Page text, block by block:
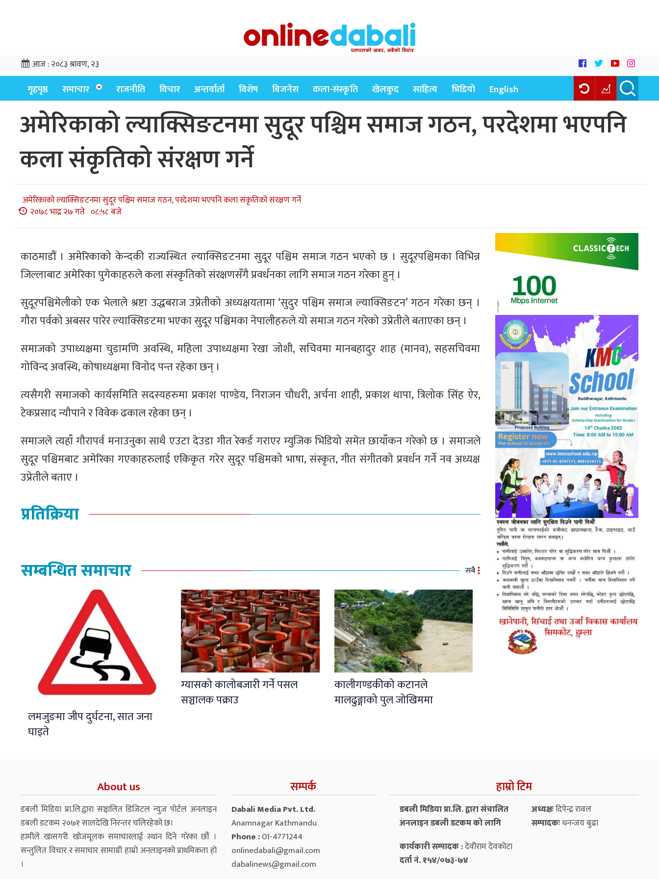
आज :२०८३ श्रावण, २३
गृहपृष्ठ समाचार राजनीति विचार अन्तर्वार्ता विशेष बिजनेस कला-संस्कृति खेलकुद साहित्य भिडियो English
अमेरिकाको ल्याक्सिङटनमा सुदूर पश्चिम समाज गठन, परदेशमा भएपनि
कला संकृतिको संरक्षण गर्ने
अमेरिकाको ल्याक्सिङटनमा सुदूर पश्चिम समाज गठन, परदेशमा भएपनि कला संकृतिको संरक्षण गर्ने
२०७८ भाद्र २७ गते ०८:५८ बजे
काठमाडौं । अमेरिकाको केन्दकी राज्यस्थित ल्याक्सिङटनमा सुदूर पश्चिम समाज गठन भएको छ । सुदूरपश्चिमका विभिन्न
जिल्लाबाट अमेरिका पुगेकाहरुले कला संस्कृतिको संरक्षणसँगै प्रवर्धनका लागि समाज गठन गरेका हुन् ।
सुदूरपश्चिमेलीको एक भेलाले श्रष्टा उद्धबराज उप्रेतीको अध्यक्षयतामा ‘सुदुर पश्चिम समाज ल्याक्सिङटन’ गठन गरेका छन् ।
गौरा पर्वको अबसर पारेर ल्याक्सिङटमा भएका सुदूर पश्चिमका नेपालीहरुले यो समाज गठन गरेको उप्रेतीले बताएका छन् ।
समाजको उपाध्यक्षमा चुडामणि अवस्थि, महिला उपाध्यक्षमा रेखा जोशी, सचिवमा मानबहादुर शाह (मानव), सहसचिवमा
गोविन्द अवस्थि, कोषाध्यक्षमा विनोद पन्त रहेका छन् ।
त्यसैगरी समाजको कार्यसमिति सदस्यहरुमा प्रकाश पाण्डेय, निराजन चौधरी, अर्चना शाही, प्रकाश थापा, त्रिलोक सिंह ऐर,
टेकप्रसाद न्यौपाने र विवेक ढकाल रहेका छन् ।
समाजले त्यहाँ गौरापर्व मनाउनुका साथै एउटा देउडा गीत रेकर्ड गराएर म्युजिक भिडियो समेत छायाँकन गरेको छ । समाजले
सुदूर पश्चिमबाट अमेरिका गएकाहरुलाई एकिकृत गरेर सुदूर पश्चिमको भाषा, संस्कृत, गीत संगीतको प्रवर्धन गर्ने नव अध्यक्ष
उप्रेतीले बताए ।
प्रतिक्रिया
सम्बन्धित समाचार सबै
लमजुङमा जीप दुर्घटना, सात जना
घाइते
ग्यासको कालोबजारी गर्ने पसल
सञ्चालक पक्राउ
कालीगण्डकीको कटानले
मालढुङ्गाको पुल जोखिममा
About us
डबली मिडिया प्रा.लि.द्वारा सञ्चालित डिजिटल न्युज पोर्टल अनलाइन
डबली डटकम २०७१ सालदेखि निरन्तर चलिरहेको छ।
हामीले खासगरी खोजमूलक समाचारलाई स्थान दिने गरेका छौं ।
सन्तुलित विचार र समाचार सामाग्री हाम्रो अनलाइनको प्राथमिकता हो
।
सम्पर्क
Dabali Media Pvt. Ltd.
Anamnagar Kathmandu
Phone :01-4771244
onlinedabali@gmail.com
dabalinews@gmail.com
हाम्रो टिम
डबली मिडिया प्रा.लि. द्वारा संचालित
अनलाइन डबली डटकम को लागि
अध्यक्षःदिपेन्द्र रावल
सम्पादकःधनन्‍जय बुढा
कार्यकारी सम्पादक :देवीराम देवकोटा
दर्ता नं. १५४/०७३-७४